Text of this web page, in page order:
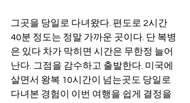
그곳을 당일로 다녀왔다. 편도로 2시간
40분 정도는 정말 가까운 곳이다. 단 복병
은 있다 차가 막히면 시간은 무한정 늘어
난다. 그점을 감수하고 출발한다. 미국에
살면서 왕복 10시간이 넘는곳도 당일로
다녀본 경험이 이번 여행을 쉽게 결정을